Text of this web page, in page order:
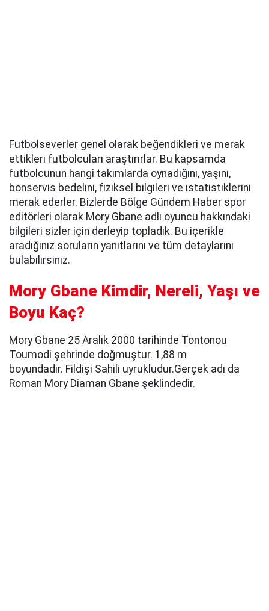
Futbolseverler genel olarak beğendikleri ve merak
ettikleri futbolcuları araştırırlar. Bu kapsamda
futbolcunun hangi takımlarda oynadığını, yaşını,
bonservis bedelini, fiziksel bilgileri ve istatistiklerini
merak ederler. Bizlerde Bölge Gündem Haber spor
editörleri olarak Mory Gbane adlı oyuncu hakkındaki
bilgileri sizler için derleyip topladık. Bu içerikle
aradığınız soruların yanıtlarını ve tüm detaylarını
bulabilirsiniz.
Mory Gbane Kimdir, Nereli, Yaşı ve
Boyu Kaç?
Mory Gbane 25 Aralık 2000 tarihinde Tontonou
Toumodi şehrinde doğmuştur. 1,88 m
boyundadır. Fildişi Sahili uyrukludur.Gerçek adı da
Roman Mory Diaman Gbane şeklindedir.